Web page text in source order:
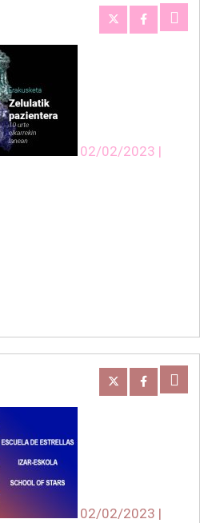
02/02/2023 |
02/02/2023 |